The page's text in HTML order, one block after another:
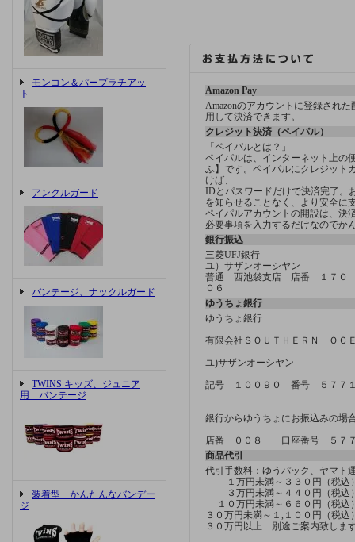
モンコン＆パープラチアッ
ト
アンクルガード
バンテージ、ナックルガード
TWINS キッズ、ジュニア
用 バンテージ
装着型 かんたんなバンデー
ジ
Amazon Pay
Amazonのアカウントに登録され
用して決済できます。
クレジット決済（ペイパル）
「ペイパルとは？」
ペイパルは、インターネット上の
ふ】です。ペイパルにクレジット
けば、
IDとパスワードだけで決済完了。
を知らせることなく、より安全に
ペイパルアカウントの開設は、決
必要事項を入力するだけなのでか
銀行振込
三菱UFJ銀行
ユ）サザンオーシヤン
普通 西池袋支店 店番 １７０
０６
ゆうちょ銀行
ゆうちょ銀行
有限会社ＳＯＵＴＨＥＲＮ ＯＣ
ユ)サザンオーシヤン
記号 １００９０ 番号 ５７７
銀行からゆうちょにお振込みの場
店番 ００８ 口座番号 ５７７
商品代引
代引手数料：ゆうパック、ヤマ
１万円未満～３３０円（税込
３万円未満～４４０円（税込
１０万円未満～６６０円（税込
３０万円未満～１,１００円（税込
３０万円以上 別途ご案内致しま